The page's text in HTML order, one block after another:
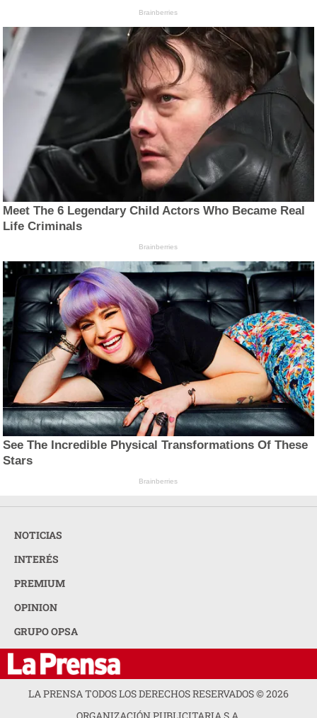
Brainberries
Meet The 6 Legendary Child Actors Who Became Real
Life Criminals
Brainberries
See The Incredible Physical Transformations Of These
Stars
Brainberries
NOTICIAS
INTERÉS
PREMIUM
OPINION
GRUPO OPSA
LA PRENSA TODOS LOS DERECHOS RESERVADOS ©2026